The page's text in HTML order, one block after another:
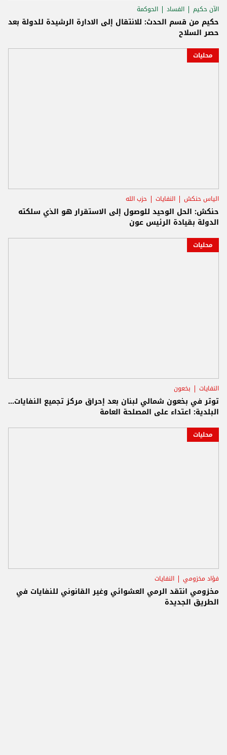
الآن حكيم الفساد الحوكمة
حكيم من قسم الحدث: للانتقال إلى الادارة الرشيدة للدولة بعد
حصر السلاح
محليات
الياس حنكش النفايات حزب الله
حنكش: الحل الوحيد للوصول إلى الاستقرار هو الذي سلكته
الدولة بقيادة الرئيس عون
محليات
النفايات بخعون
توتر في بخعون شمالي لبنان بعد إحراق مركز تجميع النفايات...
البلدية: اعتداء على المصلحة العامة
محليات
فؤاد مخزومي النفايات
مخزومي انتقد الرمي العشوائي وغير القانوني للنفايات في
الطريق الجديدة